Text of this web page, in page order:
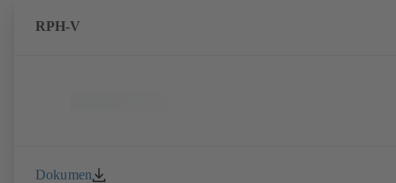
RPH-V
Dokumen